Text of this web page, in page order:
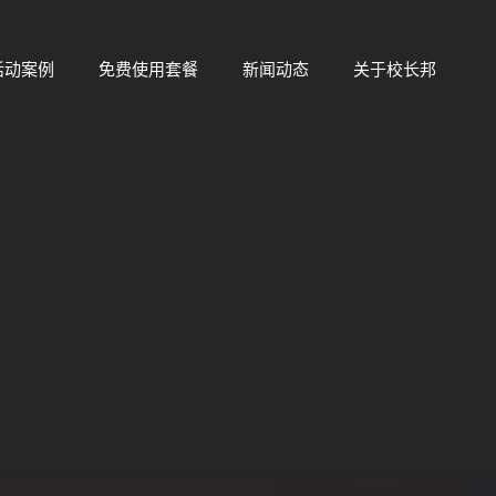
动案例 免费使用套餐 新闻动态 关于校长邦